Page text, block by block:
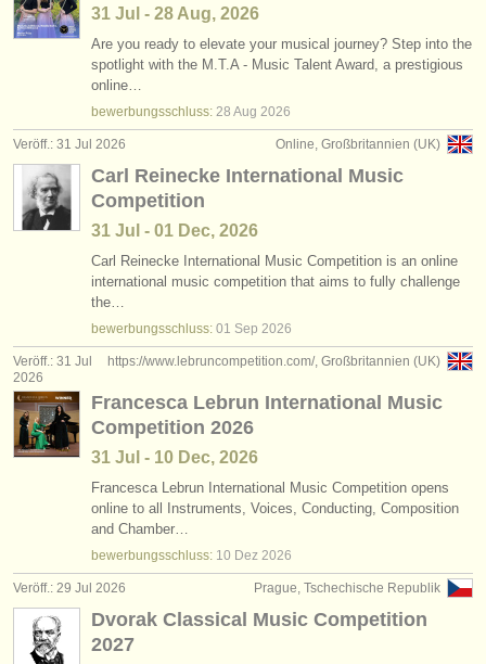
31 Jul - 28 Aug, 2026
Are you ready to elevate your musical journey? Step into the
spotlight with the M.T.A - Music Talent Award, a prestigious
online…
bewerbungsschluss: 28 Aug 2026
Online, Großbritannien (UK)
Veröff.: 31 Jul 2026
Carl Reinecke International Music
Competition
31 Jul - 01 Dec, 2026
Carl Reinecke International Music Competition is an online
international music competition that aims to fully challenge
the…
bewerbungsschluss: 01 Sep 2026
https://www.lebruncompetition.com/, Großbritannien (UK)
Veröff.: 31 Jul
2026
Francesca Lebrun International Music
Competition 2026
31 Jul - 10 Dec, 2026
Francesca Lebrun International Music Competition opens
online to all Instruments, Voices, Conducting, Composition
and Chamber…
bewerbungsschluss: 10 Dez 2026
Prague, Tschechische Republik
Veröff.: 29 Jul 2026
Dvorak Classical Music Competition
2027